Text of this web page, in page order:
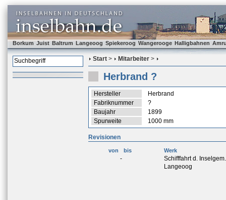
Borkum Juist Baltrum Langeoog Spiekeroog Wangerooge Halligbahnen
Start > Mitarbeiter >
Herbrand ?
Hersteller
Herbrand
Fabriknummer
?
Baujahr
1899
Spurweite
1000 mm
Revisionen
von bis Werk
-
Schifffahrt d.
Langeoog